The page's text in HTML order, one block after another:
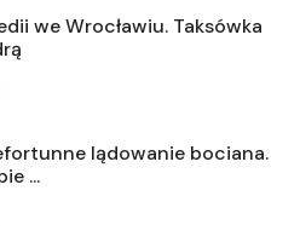
we Wrocławiu. Taksówka
lądowanie bociana.
...